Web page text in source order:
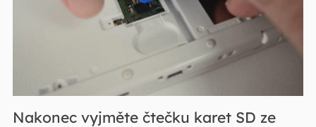
Nakonec vyjměte čtečku karet SD ze